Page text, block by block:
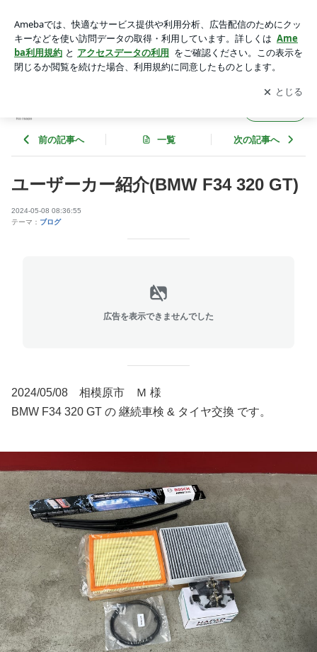
アプリをダウンロードして ブログの更新通知
を受け取りまし
ょう。
開く
前の記事へ 一覧 次の記事へ
ユーザーカー紹介(BMW F34 320 GT)
2024-05-08 08:36:55
テーマ： ブログ
広告を表示できませんでした
2024/05/08 相模原市 Ｍ 様
BMW F34 320 GT の 継続車検 & タイヤ交換 です。